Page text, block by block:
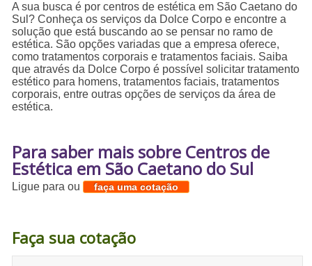
A sua busca é por centros de estética em São Caetano do
Sul? Conheça os serviços da Dolce Corpo e encontre a
solução que está buscando ao se pensar no ramo de
estética. São opções variadas que a empresa oferece,
como tratamentos corporais e tratamentos faciais. Saiba
que através da Dolce Corpo é possível solicitar tratamento
estético para homens, tratamentos faciais, tratamentos
corporais, entre outras opções de serviços da área de
estética.
Para saber mais sobre Centros de
Estética em São Caetano do Sul
Ligue paraou faça uma cotação
Faça sua cotação